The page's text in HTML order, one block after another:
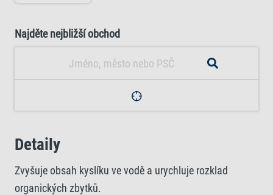
Najděte nejbližší obchod
Detaily
Zvyšuje obsah kyslíku ve vodě a urychluje rozklad
organických zbytků.